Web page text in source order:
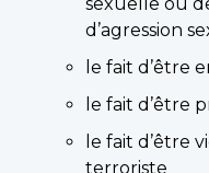
sexuelle ou
d’agression
le fait d’être
le fait d’être
le fait d’être
terroriste